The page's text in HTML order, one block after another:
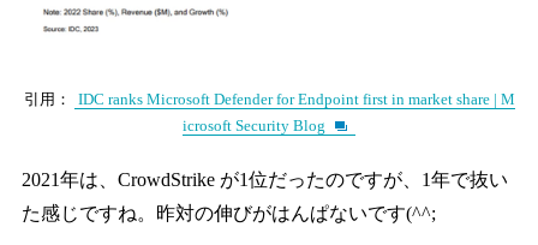
引用：
IDC ranks Microsoft Defender for Endpoint first in market share | M
icrosoft Security Blog
2021年は、CrowdStrike が1位だったのですが、1年で抜い
た感じですね。昨対の伸びがはんぱないです(^^;